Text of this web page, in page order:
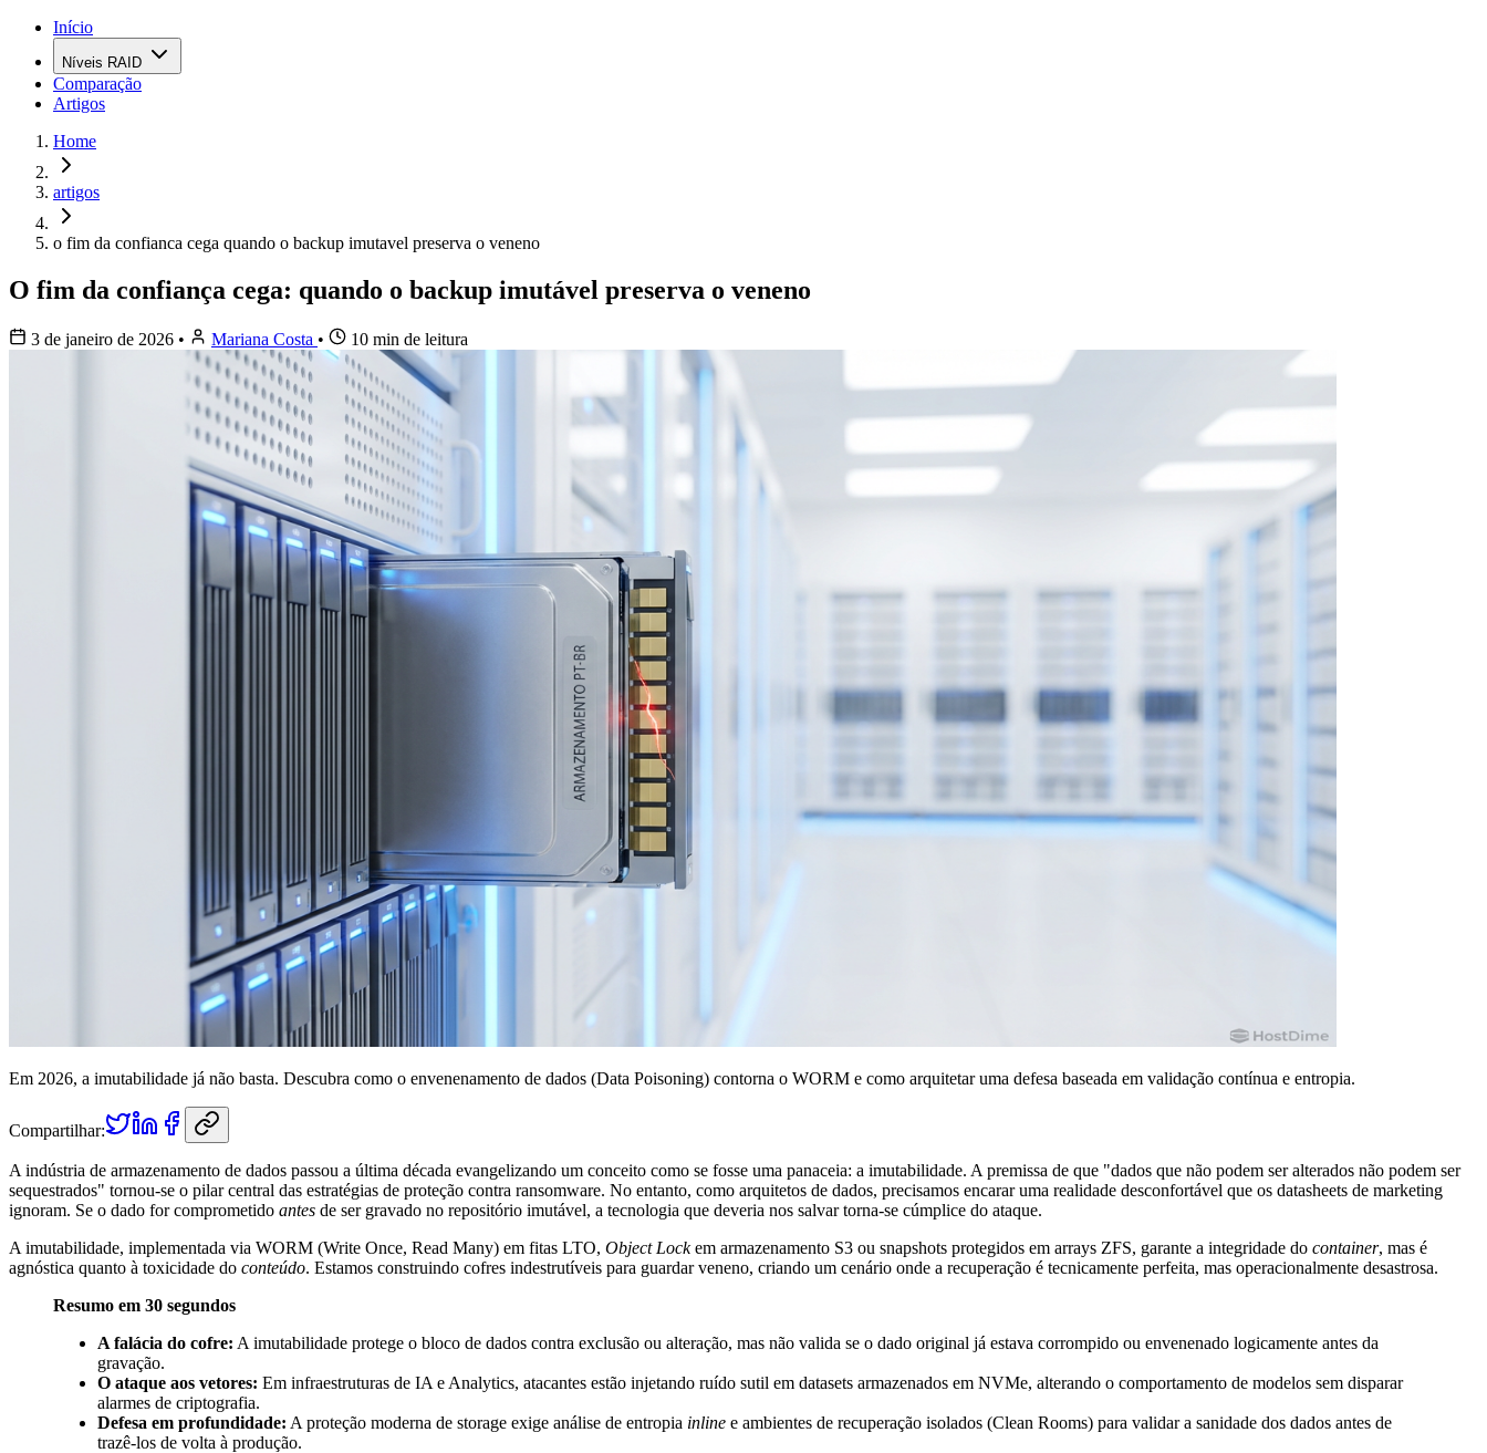
Início
Níveis RAID
Comparação
Artigos
Home
artigos
o fim da confianca cega quando o backup imutavel preserva o veneno
O fim da confiança cega: quando o backup imutável preserva o veneno
3 de janeiro de 2026 • Mariana Costa • 10 min de leitura
Em 2026, a imutabilidade já não basta. Descubra como o envenenamento de dados (Data Poisoning) contorna o WORM e como arquitetar uma defesa baseada em validação contínua e entropia.
Compartilhar:
A indústria de armazenamento de dados passou a última década evangelizando um conceito como se fosse uma panaceia: a imutabilidade. A premissa de que "dados que não podem ser alterados não podem ser
sequestrados" tornou-se o pilar central das estratégias de proteção contra ransomware. No entanto, como arquitetos de dados, precisamos encarar uma realidade desconfortável que os datasheets de marketing
ignoram. Se o dado for comprometido antes de ser gravado no repositório imutável, a tecnologia que deveria nos salvar torna-se cúmplice do ataque.
A imutabilidade, implementada via WORM (Write Once, Read Many) em fitas LTO, Object Lockem armazenamento S3 ou snapshots protegidos em arrays ZFS, garante a integridade do container, mas é
agnóstica quanto à toxicidade do conteúdo. Estamos construindo cofres indestrutíveis para guardar veneno, criando um cenário onde a recuperação é tecnicamente perfeita, mas operacionalmente desastrosa.
Resumo em 30 segundos
A falácia do cofre: A imutabilidade protege o bloco de dados contra exclusão ou alteração, mas não valida se o dado original já estava corrompido ou envenenado logicamente antes da
gravação.
O ataque aos vetores: Em infraestruturas de IA e Analytics, atacantes estão injetando ruído sutil em datasets armazenados em NVMe, alterando o comportamento de modelos sem disparar
alarmes de criptografia.
Defesa em profundidade: A proteção moderna de storage exige análise de entropia inline e ambientes de recuperação isolados (Clean Rooms) para validar a sanidade dos dados antes de
trazê-los de volta à produção.